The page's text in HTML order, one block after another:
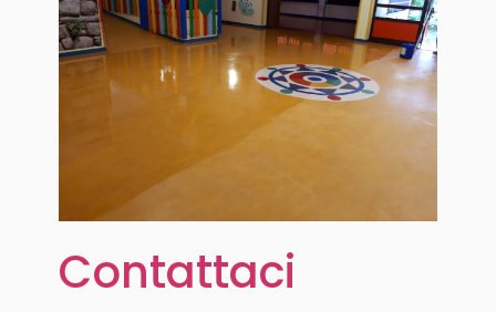
Contattaci